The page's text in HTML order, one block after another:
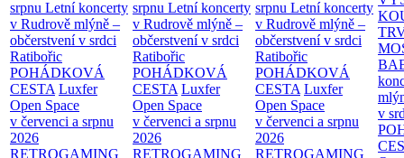
srpnu Letní koncerty
v Rudrově mlýně –
občerstvení v srdci
Ratibořic
POHÁDKOVÁ
CESTA Luxfer
Open Space
v červenci a srpnu
2026
RETROGAMING
srpnu Letní koncerty
v Rudrově mlýně –
občerstvení v srdci
Ratibořic
POHÁDKOVÁ
CESTA Luxfer
Open Space
v červenci a srpnu
2026
RETROGAMING
srpnu Letní koncerty
v Rudrově mlýně –
občerstvení v srdci
Ratibořic
POHÁDKOVÁ
CESTA Luxfer
Open Space
v červenci a srpnu
2026
RETROGAMING
v